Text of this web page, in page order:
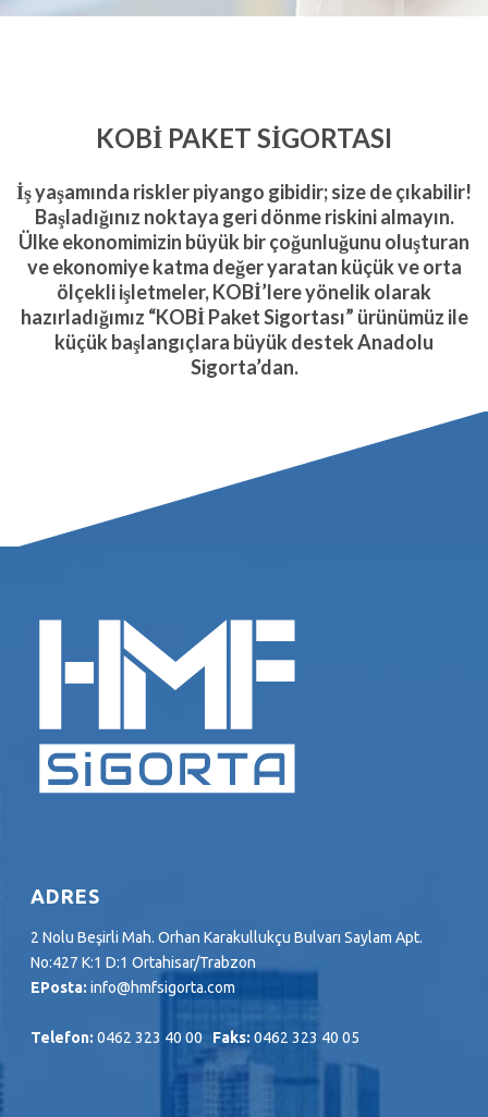
KOBİ PAKET SIGORTASI
İş yaşamında riskler piyango gibidir; size de çıkabilir!
Başladığınız noktaya geri dönme riskini almayın.
Ülke ekonomimizin büyük bir çoğunluğunu oluşturan
ve ekonomiye katma değer yaratan küçük ve orta
ölçekli işletmeler, KOBİ’lere yönelik olarak
hazırladığımız “KOBİ Paket Sigortası” ürünümüz ile
küçük başlangıçlara büyük destek Anadolu
Sigorta’dan.
ADRES
2 Nolu Beşirli Mah. Orhan Karakullukçu Bulvarı Saylam Apt.
No:427 K:1 D:1 Ortahisar/Trabzon
EPosta: info@hmfsigorta.com
Telefon: 0462 323 40 00 Faks:0462 323 40 05